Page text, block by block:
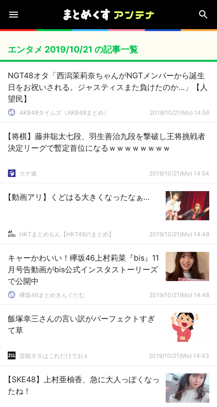
エンタメ 2019/10/21 の記事一覧
NGT48オタ「西潟茉莉奈ちゃんがNGTメンバーから誕生
日をお祝いされる。ジャスティスまた負けたのか…」【人
望民】
AKB48タイムズ（AKB48まとめ） 2019/10/21(Mo) 14:56
【将棋】藤井聡太七段、羽生善治九段を撃破し王将挑戦者
決定リーグで暫定首位になるｗｗｗｗｗｗｗｗ
カナ速 2019/10/21(Mo) 14:54
【動画アリ】くどはる大きくなったなぁ…
HKTまとめもん【HKT48のまとめ】 2019/10/21(Mo) 14:48
キャーかわいい！欅坂46上村莉菜『bis』11
月号告動画がbis公式インスタストーリーズ
で公開中
欅坂46まとめきんぐだむ 2019/10/21(Mo) 14:48
飯塚幸三さんの言い訳がパーフェクトすぎ
て草
芸能ネタはこれだけでおｋ 2019/10/21(Mo) 14:43
【SKE48】上村亜柚香、急に大人っぽくなっ
たね！